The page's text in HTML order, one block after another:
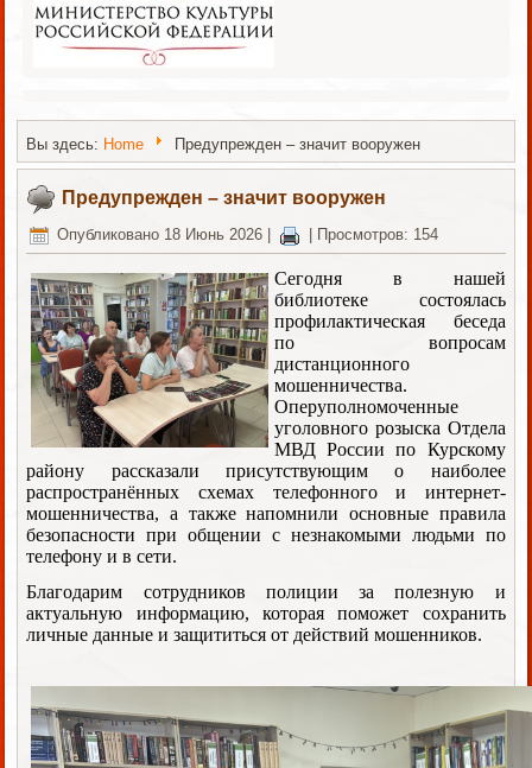
Вы здесь: Home Предупрежден – значит вооружен
Предупрежден – значит вооружен
Опубликовано 18 Июнь 2026 Просмотров: 154
Сегодня в нашей
библиотеке состоялась
профилактическая беседа
по вопросам
дистанционного
мошенничества.
Оперуполномоченные
уголовного розыска Отдела
МВД России по Курскому
району рассказали присутствующим о наиболее
распространённых схемах телефонного и интернет-
мошенничества, а также напомнили основные правила
безопасности при общении с незнакомыми людьми по
телефону и в сети.
Благодарим сотрудников полиции за полезную и
актуальную информацию, которая поможет сохранить
личные данные и защититься от действий мошенников.